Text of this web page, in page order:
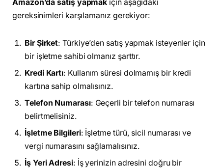
Amazon’da satış yapmak için aşağıdaki
gereksinimleri karşılamanız gerekiyor:
Bir Şirket: Türkiye’den satış yapmak isteyenler için
bir işletme sahibi olmanız şarttır.
Kredi Kartı: Kullanım süresi dolmamış bir kredi
kartına sahip olmalısınız.
Telefon Numarası: Geçerli bir telefon numarası
belirtmelisiniz.
İşletme Bilgileri: İşletme türü, sicil numarası ve
vergi numarasını sağlamalısınız.
İş Yeri Adresi: İş yerinizin adresini doğru bir